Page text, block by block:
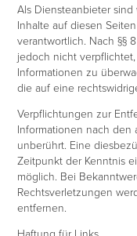
Als Diensteanbieter sind
Inhalte auf diesen
verantwortlich. Nach §§
jedoch nicht
Informationen zu
die auf eine
Verpflichtungen zur
Informationen nach
unberührt. Eine
Zeitpunkt der Kenntnis
möglich. Bei
Rechtsverletzungen
entfernen.